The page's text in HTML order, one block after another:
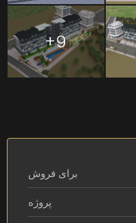
9+
برای فروش
پروژه